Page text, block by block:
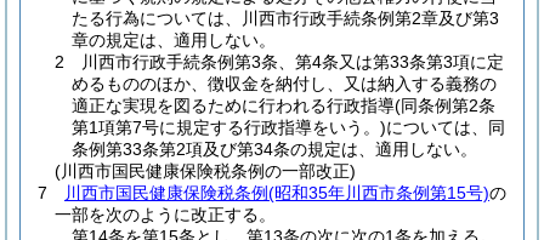
たる行為については、川西市行政手続条例第2章及び第3
章の規定は、適用しない。
2 川西市行政手続条例第3条、第4条又は第33条第3項に定
めるもののほか、徴収金を納付し、又は納入する義務の
適正な実現を図るために行われる行政指導(同条例第2条
第1項第7号に規定する行政指導をいう。)については、同
条例第33条第2項及び第34条の規定は、適用しない。
(川西市国民健康保険税条例の一部改正)
7
川西市国民健康保険税条例(昭和35年川西市条例第15号)の
一部を次のように改正する。